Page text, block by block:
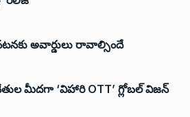
అవార్డులు రావాల్సిందే
మీదగా ‘విహారి OTT’ గ్లోబల్ విజన్